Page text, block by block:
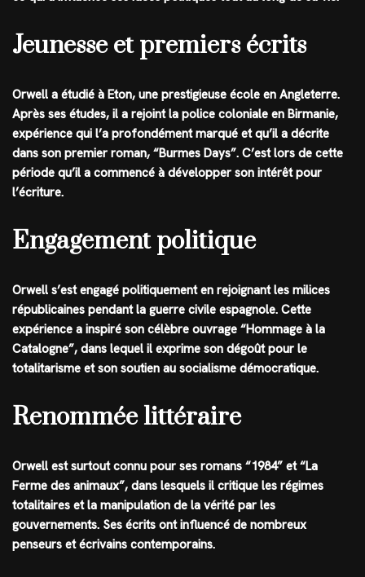
Jeunesse et premiers écrits
Orwell a étudié à Eton, une prestigieuse école en Angleterre.
Après ses études, il a rejoint la police coloniale en Birmanie,
expérience qui l’a profondément marqué et qu’il a décrite
dans son premier roman, “Burmes Days”. C’est lors de cette
période qu’il a commencé à développer son intérêt pour
l’écriture.
Engagement politique
Orwell s’est engagé politiquement en rejoignant les milices
républicaines pendant la guerre civile espagnole. Cette
expérience a inspiré son célèbre ouvrage “Hommage à la
Catalogne”, dans lequel il exprime son dégoût pour le
totalitarisme et son soutien au socialisme démocratique.
Renommée littéraire
Orwell est surtout connu pour ses romans “1984” et “La
Ferme des animaux”, dans lesquels il critique les régimes
totalitaires et la manipulation de la vérité par les
gouvernements. Ses écrits ont influencé de nombreux
penseurs et écrivains contemporains.